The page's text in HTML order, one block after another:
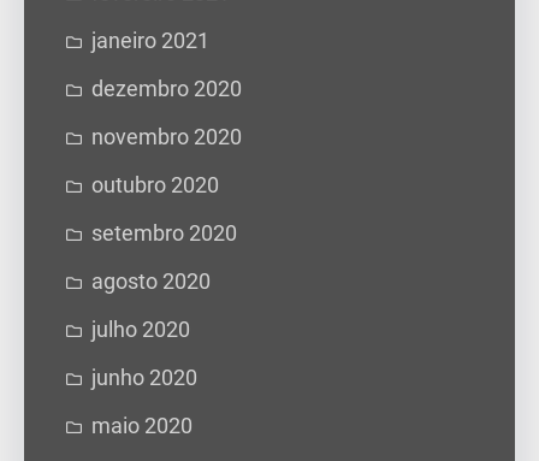
janeiro 2021
dezembro 2020
novembro 2020
outubro 2020
setembro 2020
agosto 2020
julho 2020
junho 2020
maio 2020